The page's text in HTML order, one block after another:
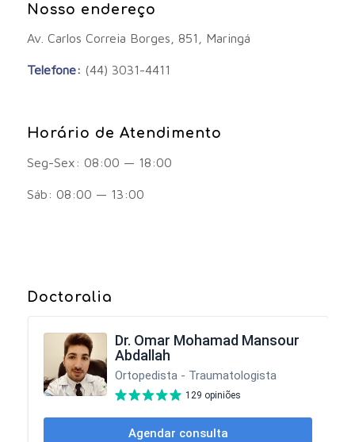
Nosso endereço
Av. Carlos Correia Borges, 851, Maringá
Telefone: (44) 3031-4411
Horário de Atendimento
Seg-Sex: 08:00 — 18:00
Sáb: 08:00 — 13:00
Doctoralia